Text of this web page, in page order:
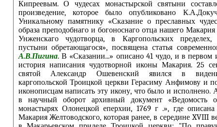
Кипреевым. О чудесах монастырской святыни
произведение, которое было опубликовано
Уникальному памятнику «Сказание о преславных
образа преподобнаго и богоноснаго отца нашего
Унженскаго чудотворца, в Каргопольских пределех,
пустыни обретающагося», посвящена статья
А.В.Пигина. В «Сказании...» описано 41 чудо, и в первом
история написания чудотворной иконы Макария. 25
святой Александр Ошевенский явился в
каргопольской Троицкой церкви Герасиму Анфимову и
иконописцам написать эту икону, что было и
в научный оборот архивный документ «Ведомость
монастырях Олонецкой еперхии, 1769 г .», где
Макария Желтоводского, которая ранее, в середине XVIII